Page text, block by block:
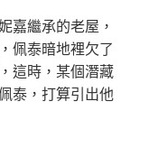
嘉繼承的老屋，
佩泰暗地裡欠了
這時，某個潛藏
泰，打算引出他